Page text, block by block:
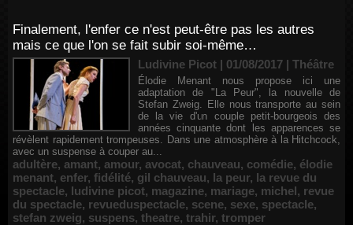
Finalement, l'enfer ce n'est peut-être pas les autres
mais ce que l'on se fait subir soi-même…
Ludivine Picot | 01/08/2017 | Théâtre
Élodie Menant nous propose ici une
adaptation de "La Peur", la nouvelle de
Stefan Zweig. Elle nous transporte au sein
de la vie d'un couple petit-bourgeois des
années cinquante dont les apparences se
révèlent rapidement trompeuses. Dans une atmosphère à la Hitchcock,
avec un suspense à couper au...
adultère, amant, amour, avocat, chauveau, comédie, élodie
menant, enfer, fidélité, gil chauveau, la peur, la revue du
spectacle, ludivine picot, magazine, mariage, michel, revue
du spectacle, revueduspectacle, scene, sexe, spectacle,
stefan zweig, suspens, theatre, trahir, tromper